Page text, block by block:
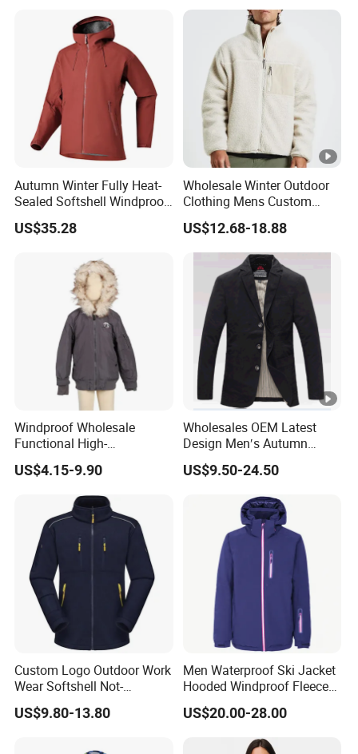
Autumn Winter Fully Heat-
Sealed Softshell Windproof
Waterproof Outdoor
Streetwear Bomber Jacket
US$35.28
Wholesale Winter Outdoor
Clothing Mens Custom
Logo Sherpa Jacquard
Trapstar Fleece Jacket
US$12.68-18.88
Windproof Wholesale
Functional High-
Performance Windbreaker
Jacket with Hood for Hikers
US$4.15-9.90
Wholesales OEM Latest
Design Men′s Autumn
Business Casual Outdoor
Washed Cotton Jacket
US$9.50-24.50
Custom Logo Outdoor Work
Wear Softshell Not-
Waterproof Windproof
Windbreaker Polyester
US$9.80-13.80
Men Waterproof Ski Jacket
Hooded Windproof Fleece
Lined Padded Parka
US$20.00-28.00